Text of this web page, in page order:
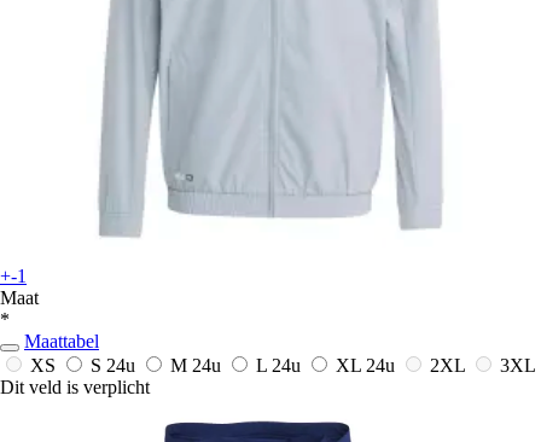
+-1
Maat
*
Maattabel
XS
S 24u M 24u L 24u XL 24u 2XL
3XL
Dit veld is verplicht